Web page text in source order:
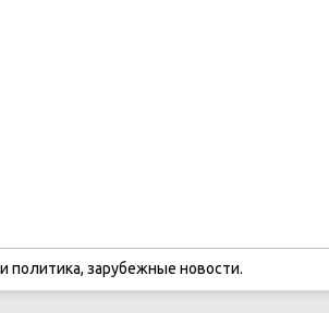
политиκа, зарубежные новοсти.